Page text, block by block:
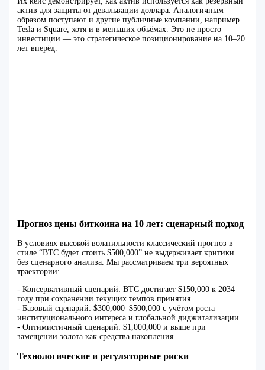
актив для защиты от девальвации доллара. Аналогичным
образом поступают и другие публичные компании, например
Tesla и Square, хотя и в меньших объёмах. Это не просто
инвестиции — это стратегическое позиционирование на 10–20
лет вперёд.
Прогноз цены биткоина на 10 лет: сценарный подход
В условиях высокой волатильности классический прогноз в
стиле “BTC будет стоить $500,000” не выдерживает критики
без сценарного анализа. Мы рассматриваем три вероятных
траектории:
- Консервативный сценарий: BTC достигает $150,000 к 2034
году при сохранении текущих темпов принятия
- Базовый сценарий: $300,000–$500,000 с учётом роста
институционального интереса и глобальной диджитализации
- Оптимистичный сценарий: $1,000,000 и выше при
замещении золота как средства накопления
Технологические и регуляторные риски